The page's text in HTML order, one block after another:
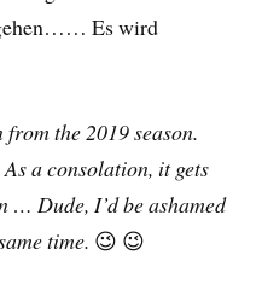
Es wird
the 2019 season.
a consolation, it gets
… Dude, I’d be ashamed
time. 😉 😉